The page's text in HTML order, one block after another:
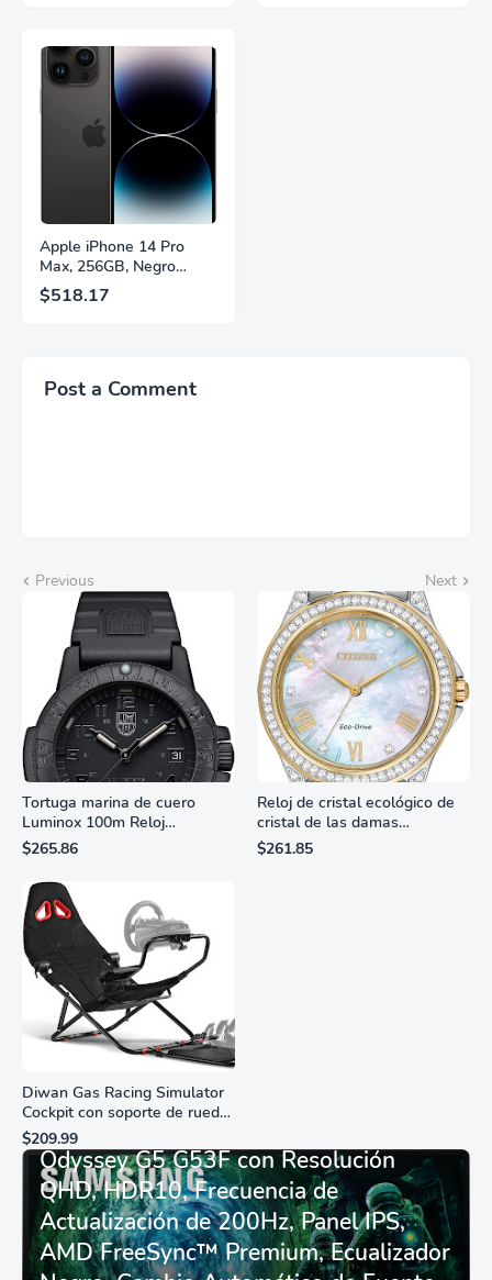
Panel IPS, AMD
FreeSync™ Premium,
Ecualizador Negro,
Cambio Automático de
Fuente,
LS27FG532ENXZA
Apple iPhone 14 Pro
Max, 256GB, Negro
Espacial - Desbloqueado
(Renovado)
$518.17
Post a Comment
Previous Next
Tortuga marina de cuero
Luminox 100m Reloj
analógico de cuarzo
resistente al agua
$265.86
Reloj de cristal ecológico de
cristal de las damas
ciudadanas, 3 manos,
marcadores de números
$261.85
Diwan Gas Racing Simulator
Cockpit con soporte de rueda
de carreras plegable y
asiento - Logitech
G29/920/923/27/25,
Thrustmaster
T248/X/T300RS/T150/458/TX
$209.99
Monitor Gamer SAMSUNG 27”
Odyssey G5 G53F con Resolución
QHD, HDR10, Frecuencia de
Actualización de 200Hz, Panel IPS,
AMD FreeSync™ Premium, Ecualizador